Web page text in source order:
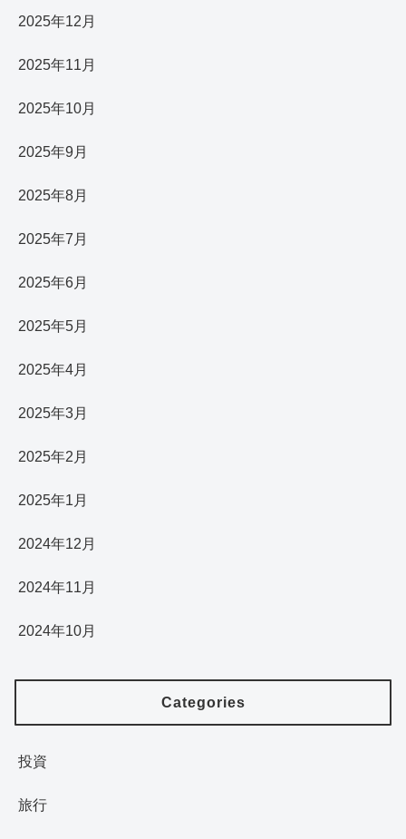
2025年12月
2025年11月
2025年10月
2025年9月
2025年8月
2025年7月
2025年6月
2025年5月
2025年4月
2025年3月
2025年2月
2025年1月
2024年12月
2024年11月
2024年10月
Categories
投資
旅行